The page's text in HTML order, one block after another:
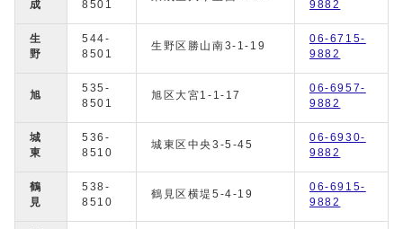
成
8501
9882
生
野
544-
8501
生野区勝山南3-1-19
06-6715-
9882
旭
535-
8501
旭区大宮1-1-17
06-6957-
9882
城
東
536-
8510
城東区中央3-5-45
06-6930-
9882
鶴
見
538-
8510
鶴見区横堤5-4-19
06-6915-
9882